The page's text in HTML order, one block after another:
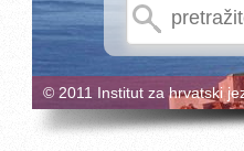
© 2011 Institut za hrvatski